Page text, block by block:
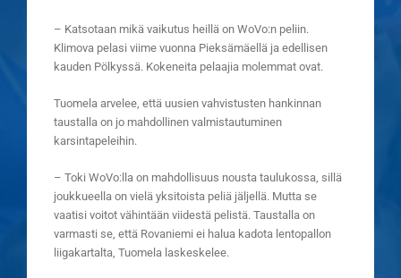
– Katsotaan mikä vaikutus heillä on WoVo:n peliin.
Klimova pelasi viime vuonna Pieksämäellä ja edellisen
kauden Pölkyssä. Kokeneita pelaajia molemmat ovat.
Tuomela arvelee, että uusien vahvistusten hankinnan
taustalla on jo mahdollinen valmistautuminen
karsintapeleihin.
– Toki WoVo:lla on mahdollisuus nousta taulukossa, sillä
joukkueella on vielä yksitoista peliä jäljellä. Mutta se
vaatisi voitot vähintään viidestä pelistä. Taustalla on
varmasti se, että Rovaniemi ei halua kadota lentopallon
liigakartalta, Tuomela laskeskelee.